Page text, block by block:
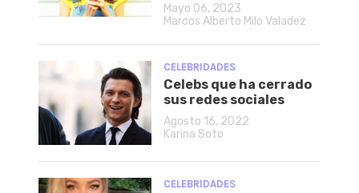
Mayo 06, 2023
Marcos Alberto Milo Valadez
CELEBRIDADES
Celebs que ha cerrado
sus redes sociales
Agosto 16, 2022
Karina Soto
CELEBRIDADES